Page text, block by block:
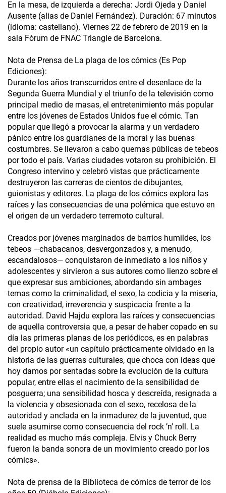
En la mesa, de izquierda a derecha: Jordi Ojeda y Daniel
Ausente (alias de Daniel Fernández). Duración: 67 minutos
(idioma: castellano). Viernes 22 de febrero de 2019 en la
sala Fòrum de FNAC Triangle de Barcelona.
Nota de Prensa de La plaga de los cómics (Es Pop
Ediciones):
Durante los años transcurridos entre el desenlace de la
Segunda Guerra Mundial y el triunfo de la televisión como
principal medio de masas, el entretenimiento más popular
entre los jóvenes de Estados Unidos fue el cómic. Tan
popular que llegó a provocar la alarma y un verdadero
pánico entre los guardianes de la moral y las buenas
costumbres. Se llevaron a cabo quemas públicas de tebeos
por todo el país. Varias ciudades votaron su prohibición. El
Congreso intervino y celebró vistas que prácticamente
destruyeron las carreras de cientos de dibujantes,
guionistas y editores. La plaga de los cómics explora las
raíces y las consecuencias de una polémica que estuvo en
el origen de un verdadero terremoto cultural.
Creados por jóvenes marginados de barrios humildes, los
tebeos —chabacanos, desvergonzados y, a menudo,
escandalosos— conquistaron de inmediato a los niños y
adolescentes y sirvieron a sus autores como lienzo sobre el
que expresar sus ambiciones, abordando sin ambages
temas como la criminalidad, el sexo, la codicia y la miseria,
con creatividad, irreverencia y suspicacia frente a la
autoridad. David Hajdu explora las raíces y consecuencias
de aquella controversia que, a pesar de haber copado en su
día las primeras planas de los periódicos, es en palabras
del propio autor «un capítulo prácticamente olvidado en la
historia de las guerras culturales, que choca con ideas que
hoy damos por sentadas sobre la evolución de la cultura
popular, entre ellas el nacimiento de la sensibilidad de
posguerra; una sensibilidad hosca y descreída, resignada a
la violencia y obsesionada con el sexo, recelosa de la
autoridad y anclada en la inmadurez de la juventud, que
suele asumirse como consecuencia del rock ’n’ roll. La
realidad es mucho más compleja. Elvis y Chuck Berry
fueron la banda sonora de un movimiento creado por los
cómics».
Nota de prensa de la Biblioteca de cómics de terror de los